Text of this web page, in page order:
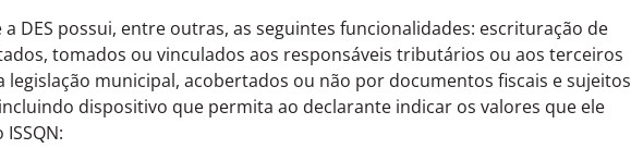
DES possui, entre outras, as seguintes funcionalidades: escrituração de
tomados ou vinculados aos responsáveis tributários ou aos terceiros
legislação municipal, acobertados ou não por documentos fiscais e sujeitos
dispositivo que permita ao declarante indicar os valores que ele